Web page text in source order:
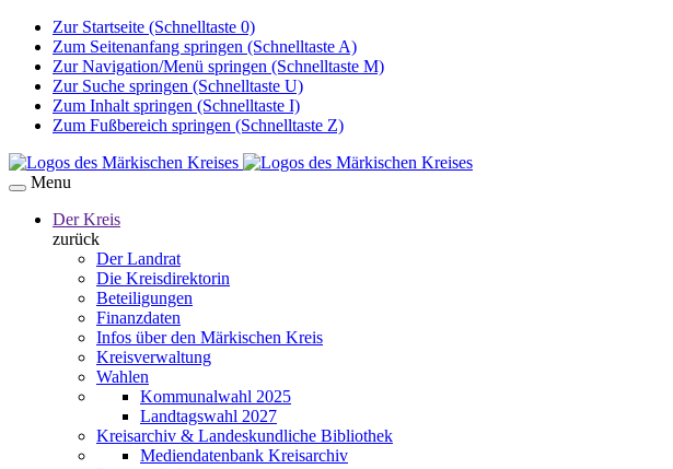
Zur Startseite (Schnelltaste 0)
Zum Seitenanfang springen (Schnelltaste A)
Zur Navigation/Menü springen (Schnelltaste M)
Zur Suche springen (Schnelltaste U)
Zum Inhalt springen (Schnelltaste I)
Zum Fußbereich springen (Schnelltaste Z)
Menu
Der Kreis
zurück
Der Landrat
Die Kreisdirektorin
Beteiligungen
Finanzdaten
Infos über den Märkischen Kreis
Kreisverwaltung
Wahlen
Kommunalwahl 2025
Landtagswahl 2027
Kreisarchiv & Landeskundliche Bibliothek
Mediendatenbank Kreisarchiv